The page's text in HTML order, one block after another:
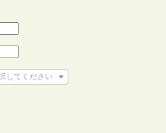
してください
ください